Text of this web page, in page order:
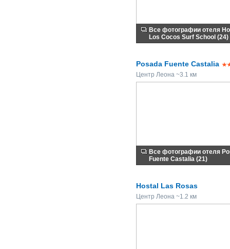
Все фотографии отеля
Los Cocos Surf School (24)
Posada Fuente Castalia
Центр Леона ~3.1 км
Все фотографии отеля
Fuente Castalia (21)
Hostal Las Rosas
Центр Леона ~1.2 км